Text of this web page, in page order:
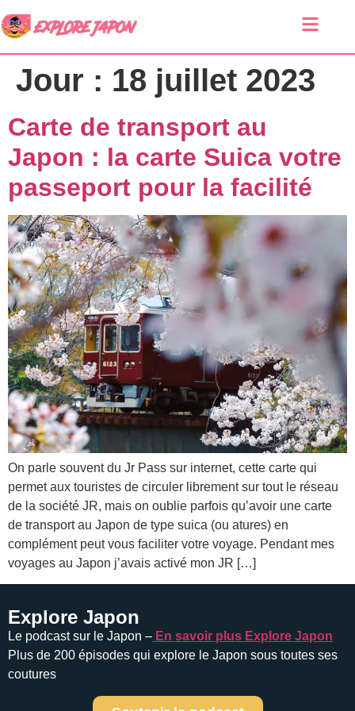
Jour : 18 juillet 2023
Carte de transport au
Japon : la carte Suica votre
passeport pour la facilité
On parle souvent du Jr Pass sur internet, cette carte qui
permet aux touristes de circuler librement sur tout le réseau
de la société JR, mais on oublie parfois qu’avoir une carte
de transport au Japon de type suica (ou atures) en
complément peut vous faciliter votre voyage. Pendant mes
voyages au Japon j’avais activé mon JR […]
Explore Japon
Le podcast sur le Japon – En savoir plus Explore Japon
Plus de 200 épisodes qui explore le Japon sous toutes ses
coutures